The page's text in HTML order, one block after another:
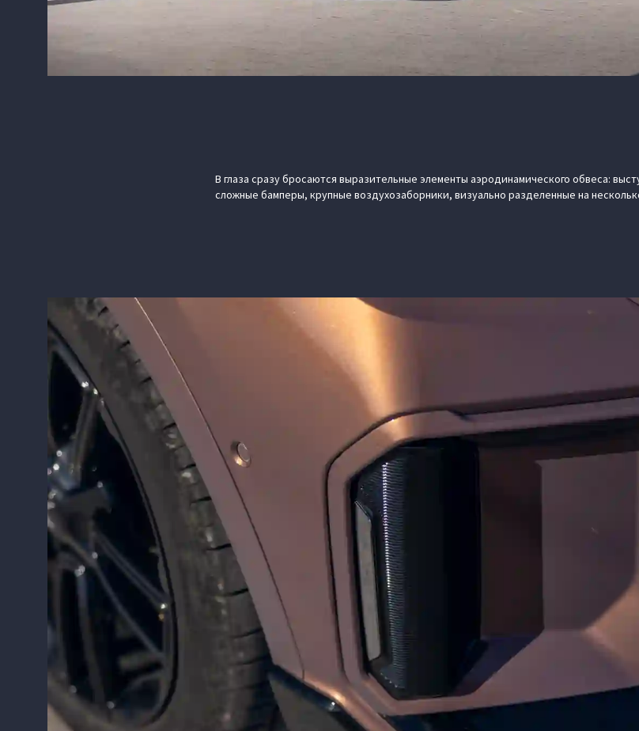
В глаза сразу бросаются выразительные элементы аэродинамического обвеса:
сложные бамперы, крупные воздухозаборники, визуально разделенные на